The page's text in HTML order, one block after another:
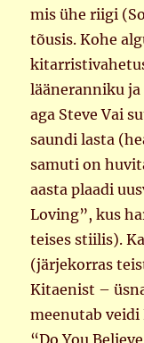
mis ühe riigi
tõusis. Kohe
lääneranniku
aga Steve Vai
saundi lasta
samuti on
aasta plaadi
Loving”, kus
teises stiilis).
(järjekorras
Kitaenist –
meenutab veidi
“Do You